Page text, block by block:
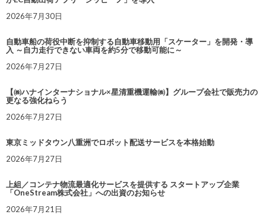
2026年7月30日
自動車船の荷役中断を抑制する自動車移動用「スケーター」を開発・導
入 ～自力走行できない車両を約5分で移動可能に～
2026年7月27日
【㈱ハナインターナショナル×星清重機運輸㈱】グループ会社で販売力の
更なる強化ねらう
2026年7月27日
東京ミッドタウン八重洲でロボット配送サービスを本格始動
2026年7月27日
上組／コンテナ物流最適化サービスを提供する スタートアップ企業
「OneStream株式会社」への出資のお知らせ
2026年7月21日